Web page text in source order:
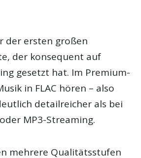
der ersten großen
der konsequent auf
gesetzt hat. Im Premium-
in FLAC hören – also
detailreicher als bei
MP3-Streaming.
mehrere Qualitätsstufen